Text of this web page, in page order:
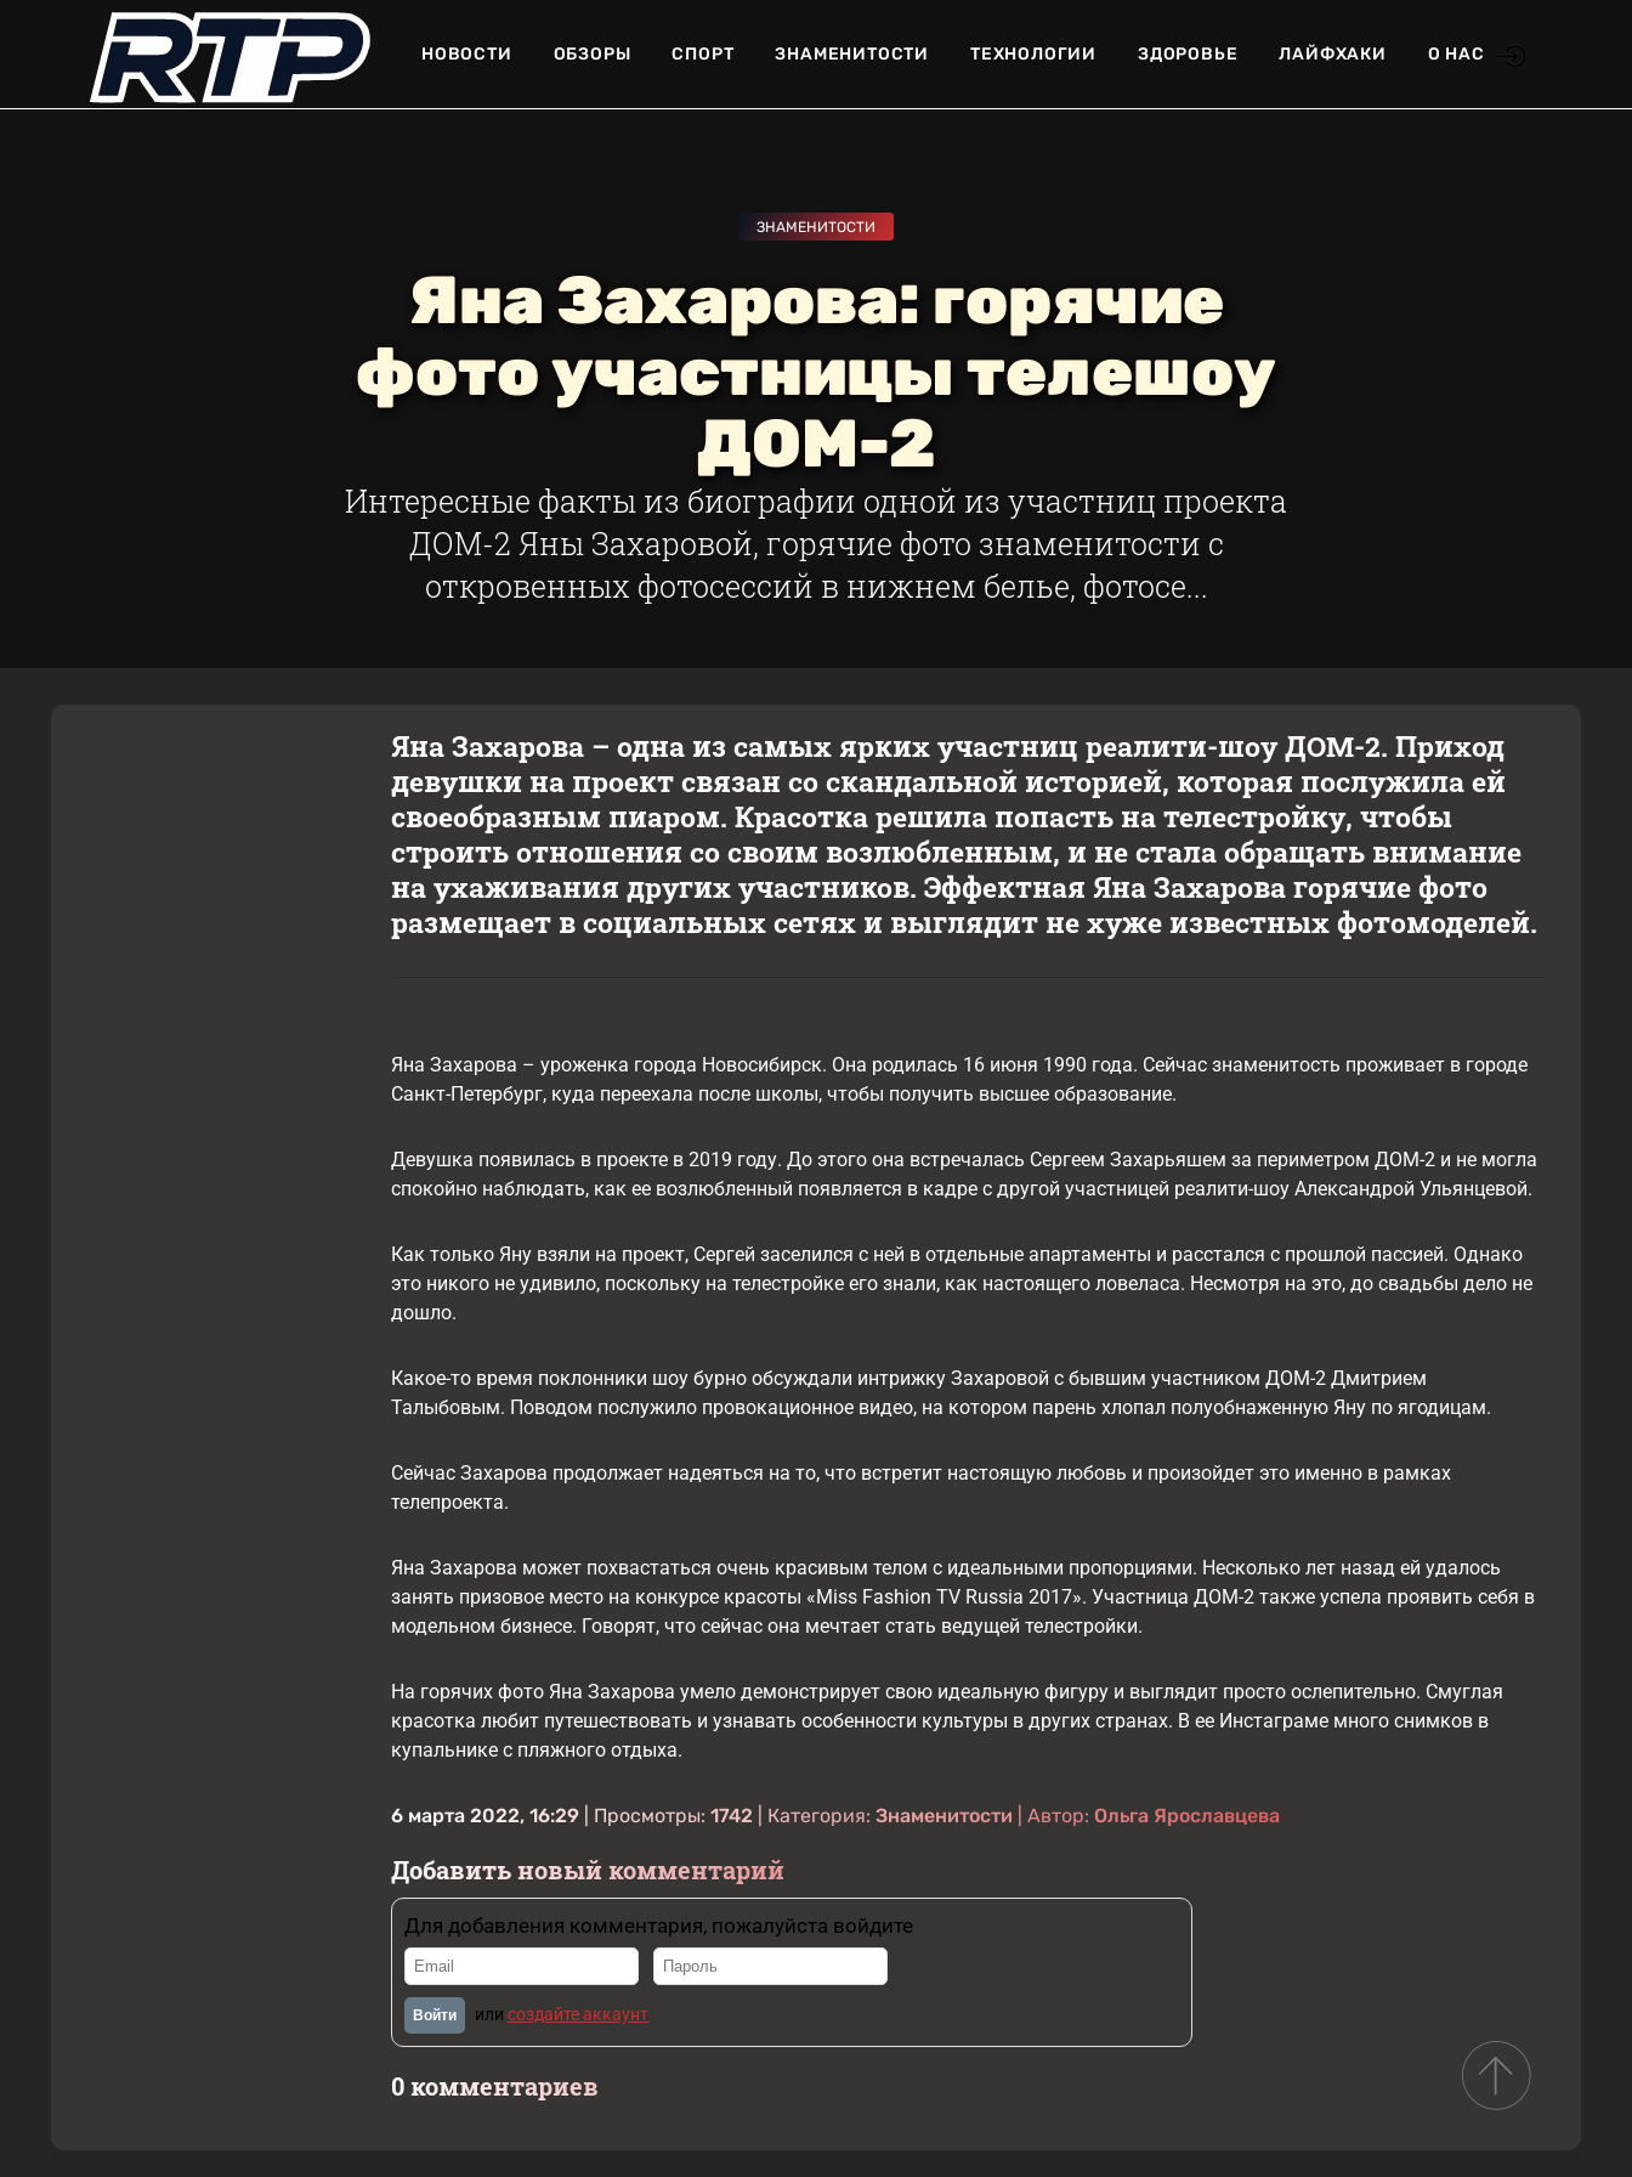
НОВОСТИ ОБЗОРЫ СПОРТ ЗНАМЕНИТОСТИ ТЕХНОЛОГИИ ЗДОРОВЬЕ ЛАЙФХАКИ О НАС
ЗНАМЕНИТОСТИ
Яна Захарова: горячие
фото участницы телешоу
ДОМ-2
Интересные факты из биографии одной из участниц проекта
ДОМ-2 Яны Захаровой, горячие фото знаменитости с
откровенных фотосессий в нижнем белье, фотосе...
Яна Захарова – одна из самых ярких участниц реалити-шоу ДОМ-2. Приход
девушки на проект связан со скандальной историей, которая послужила ей
своеобразным пиаром. Красотка решила попасть на телестройку, чтобы
строить отношения со своим возлюбленным, и не стала обращать внимание
на ухаживания других участников. Эффектная Яна Захарова горячие фото
размещает в социальных сетях и выглядит не хуже известных фотомоделей.
Яна Захарова – уроженка города Новосибирск. Она родилась 16 июня 1990 года. Сейчас знаменитость проживает в городе
Санкт-Петербург, куда переехала после школы, чтобы получить высшее образование.
Девушка появилась в проекте в 2019 году. До этого она встречалась Сергеем Захарьяшем за периметром ДОМ-2 и не могла
спокойно наблюдать, как ее возлюбленный появляется в кадре с другой участницей реалити-шоу Александрой Ульянцевой.
Как только Яну взяли на проект, Сергей заселился с ней в отдельные апартаменты и расстался с прошлой пассией. Однако
это никого не удивило, поскольку на телестройке его знали, как настоящего ловеласа. Несмотря на это, до свадьбы дело не
дошло.
Какое-то время поклонники шоу бурно обсуждали интрижку Захаровой с бывшим участником ДОМ-2 Дмитрием
Талыбовым. Поводом послужило провокационное видео, на котором парень хлопал полуобнаженную Яну по ягодицам.
Сейчас Захарова продолжает надеяться на то, что встретит настоящую любовь и произойдет это именно в рамках
телепроекта.
Яна Захарова может похвастаться очень красивым телом с идеальными пропорциями. Несколько лет назад ей удалось
занять призовое место на конкурсе красоты «Miss Fashion TV Russia 2017». Участница ДОМ-2 также успела проявить себя в
модельном бизнесе. Говорят, что сейчас она мечтает стать ведущей телестройки.
На горячих фото Яна Захарова умело демонстрирует свою идеальную фигуру и выглядит просто ослепительно. Смуглая
красотка любит путешествовать и узнавать особенности культуры в других странах. В ее Инстаграме много снимков в
купальнике с пляжного отдыха.
6 марта 2022, 16:29 | Просмотры: 1742 | Категория: Знаменитости | Автор: Ольга Ярославцева
Добавить новый комментарий
Для добавления комментария, пожалуйста войдите
Войти или создайте аккаунт
0 комментариев